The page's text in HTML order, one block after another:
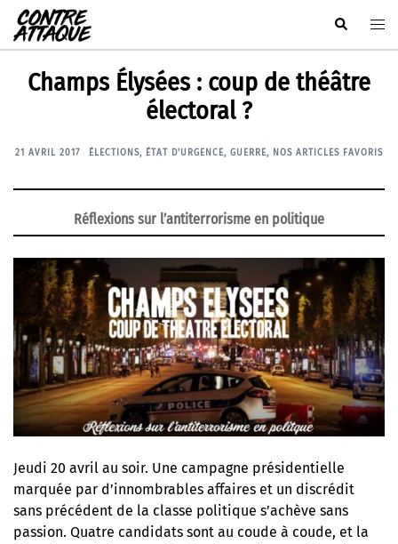
Aller
au
contenu
Rechercher
Champs Élysées : coup de théâtre
électoral ?
21 AVRIL 2017 ÉLECTIONS, ÉTAT D'URGENCE, GUERRE, NOS ARTICLES FAVORIS
Réflexions sur l’antiterrorisme en politique
Jeudi 20 avril au soir. Une campagne présidentielle
marquée par d’innombrables affaires et un discrédit
sans précédent de la classe politique s’achève sans
passion. Quatre candidats sont au coude à coude, et la